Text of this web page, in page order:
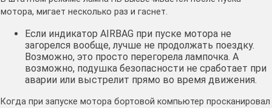
мотора, мигает несколько раз и гаснет.
Если индикатор AIRBAG при пуске мотора не
загорелся вообще, лучше не продолжать поездку.
Возможно, это просто перегорела лампочка. А
возможно, подушка безопасности не сработает при
аварии или выстрелит прямо во время движения.
Когда при запуске мотора бортовой компьютер просканировал